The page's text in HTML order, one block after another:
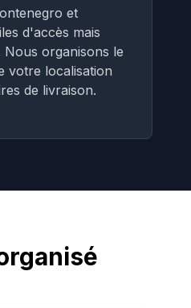
et
d'accès mais
organisons le
votre localisation
de livraison.